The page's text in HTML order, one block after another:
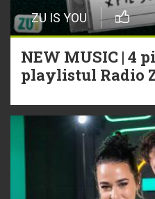
ZU IS YOU
NEW MUSIC | 4
playlistul Radio